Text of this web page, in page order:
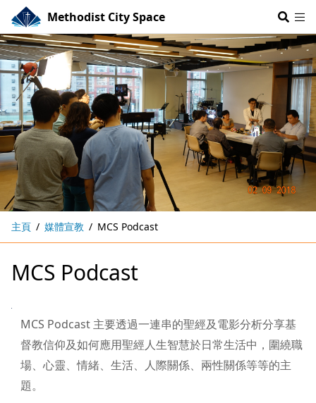
Methodist City Space
主頁 媒體宣教 MCS Podcast
MCS Podcast
MCS Podcast 主要透過一連串的聖經及電影分析分享基
督教信仰及如何應用聖經人生智慧於日常生活中，圍繞職
場、心靈、情緒、生活、人際關係、兩性關係等等的主
題。